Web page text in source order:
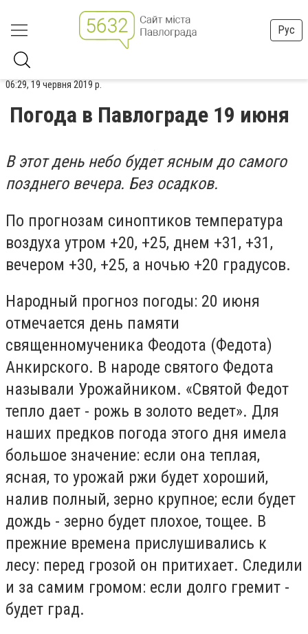
Рус
06:29, 19 червня 2019 р.
Погода в Павлограде 19 июня
В этот день небо будет ясным до самого
позднего вечера. Без осадков.
По прогнозам синоптиков температура
воздуха утром +20, +25, днем +31, +31,
вечером +30, +25, а ночью +20 градусов.
Народный прогноз погоды: 20 июня
отмечается день памяти
священномученика Феодота (Федота)
Анкирского. В народе святого Федота
называли Урожайником. «Святой Федот
тепло дает - рожь в золото ведет». Для
наших предков погода этого дня имела
большое значение: если она теплая,
ясная, то урожай ржи будет хороший,
налив полный, зерно крупное; если будет
дождь - зерно будет плохое, тощее. В
прежние времена прислушивались к
лесу: перед грозой он притихает. Следили
и за самим громом: если долго гремит -
будет град.